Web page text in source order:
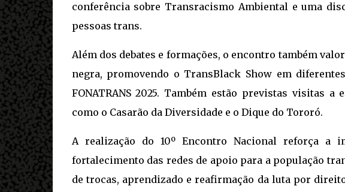
conferência sobre Transracismo Ambiental e uma
pessoas trans.
Além dos debates e formações, o encontro também
negra, promovendo o TransBlack Show em
FONATRANS 2025. Também estão previstas visitas
como o Casarão da Diversidade e o Dique do Tororó.
A realização do 10º Encontro Nacional reforça a
fortalecimento das redes de apoio para a população
de trocas, aprendizado e reafirmação da luta por